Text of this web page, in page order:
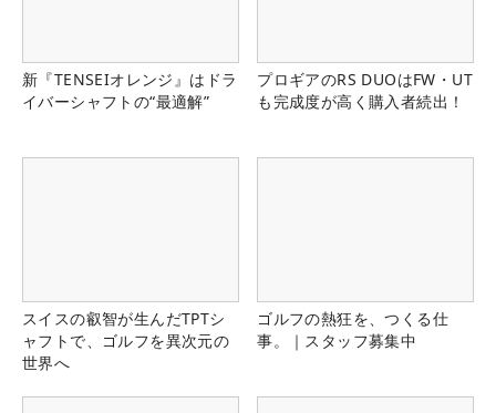
新『TENSEIオレンジ』はドラ
イバーシャフトの“最適解”
プロギアのRS DUOはFW・UT
も完成度が高く購入者続出！
スイスの叡智が生んだTPTシ
ャフトで、ゴルフを異次元の
世界へ
ゴルフの熱狂を、つくる仕
事。｜スタッフ募集中